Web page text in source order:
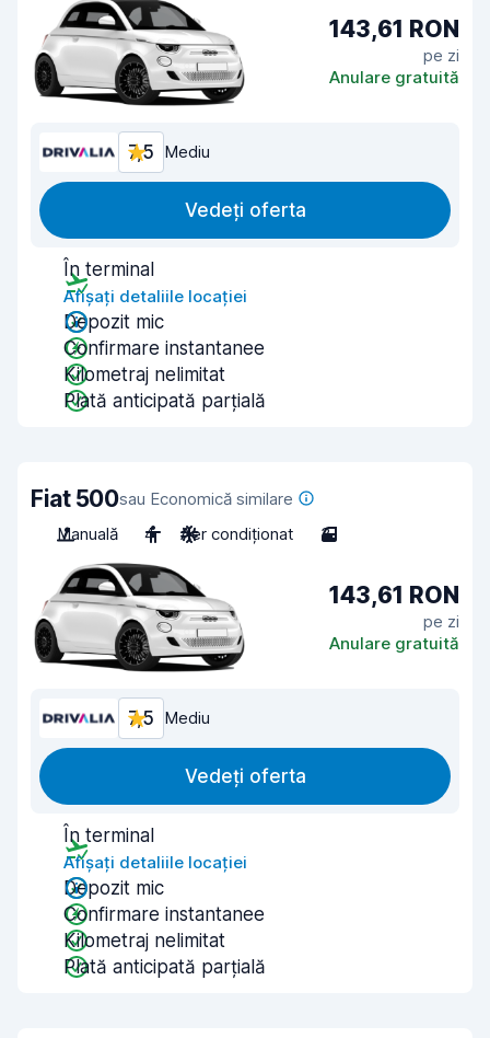
143,61 RON
pe zi
Anulare gratuită
7,5 Mediu
Vedeți oferta
În terminal
Afișați detaliile locației
Depozit mic
Confirmare instantanee
Kilometraj nelimitat
Plată anticipată parțială
Fiat 500sau Economică similare
Manuală
4 Aer condiționat 3
143,61 RON
pe zi
Anulare gratuită
7,5 Mediu
Vedeți oferta
În terminal
Afișați detaliile locației
Depozit mic
Confirmare instantanee
Kilometraj nelimitat
Plată anticipată parțială